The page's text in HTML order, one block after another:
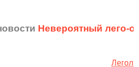
Невероятный лего-